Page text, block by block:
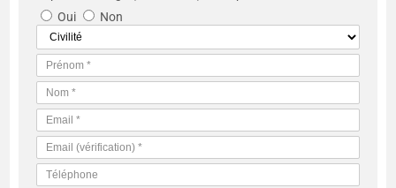
Oui
Non